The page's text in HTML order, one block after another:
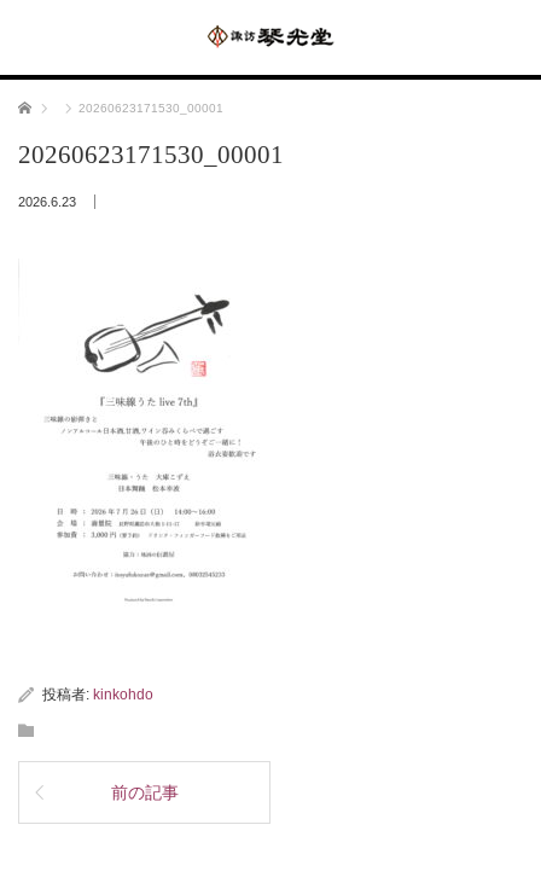
ホーム 20260623171530_00001
20260623171530_00001
2026.6.23
投稿者: kinkohdo
前の記事